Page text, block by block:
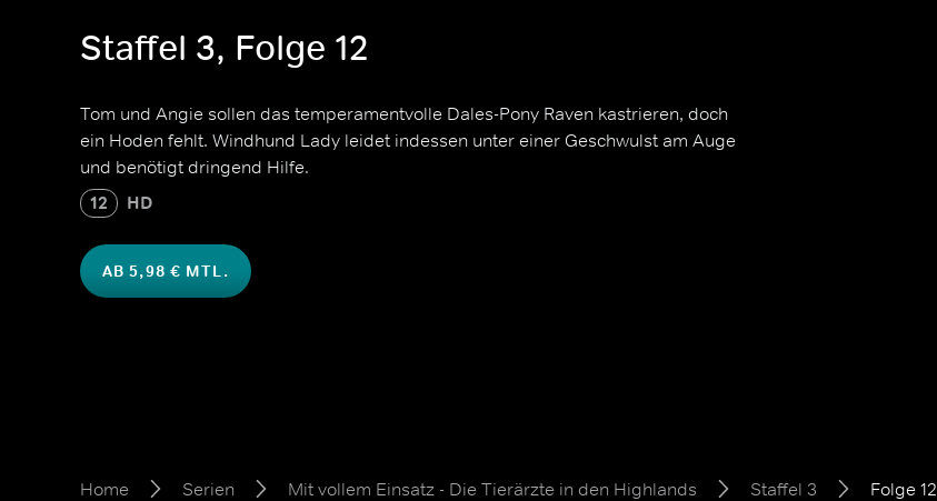
Staffel 3, Folge 12
Tom und Angie sollen das temperamentvolle Dales-Pony Raven kastrieren, doch
ein Hoden fehlt. Windhund Lady leidet indessen unter einer Geschwulst am Auge
und benötigt dringend Hilfe.
12 HD
AB 5,98 € MTL.
Home Serien Mit vollem Einsatz - Die Tierärzte in den Highlands Staffel 3 Folge 12